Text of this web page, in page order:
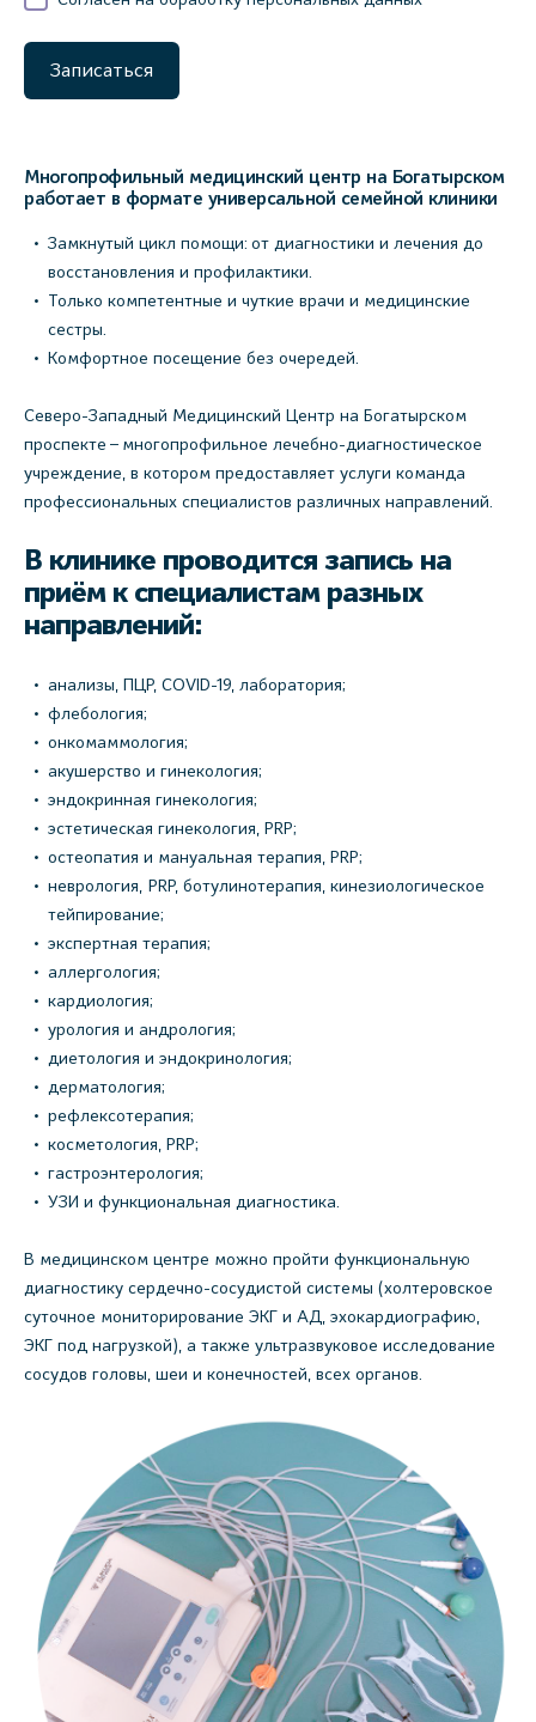
Записаться
Многопрофильный медицинский центр на Богатырском
работает в формате универсальной семейной клиники
Замкнутый цикл помощи: от диагностики и лечения до
восстановления и профилактики.
Только компетентные и чуткие врачи и медицинские
сестры.
Комфортное посещение без очередей.
Северо-Западный Медицинский Центр на Богатырском
проспекте – многопрофильное лечебно-диагностическое
учреждение, в котором предоставляет услуги команда
профессиональных специалистов различных направлений.
В клинике проводится запись на
приём к специалистам разных
направлений:
анализы, ПЦР, COVID-19, лаборатория;
флебология;
онкомаммология;
акушерство и гинекология;
эндокринная гинекология;
эстетическая гинекология, PRP;
остеопатия и мануальная терапия, PRP;
неврология, PRP, ботулинотерапия, кинезиологическое
тейпирование;
экспертная терапия;
аллергология;
кардиология;
урология и андрология;
диетология и эндокринология;
дерматология;
рефлексотерапия;
косметология, PRP;
гастроэнтерология;
УЗИ и функциональная диагностика.
В медицинском центре можно пройти функциональную
диагностику сердечно-сосудистой системы (холтеровское
суточное мониторирование ЭКГ и АД, эхокардиографию,
ЭКГ под нагрузкой), а также ультразвуковое исследование
сосудов головы, шеи и конечностей, всех органов.